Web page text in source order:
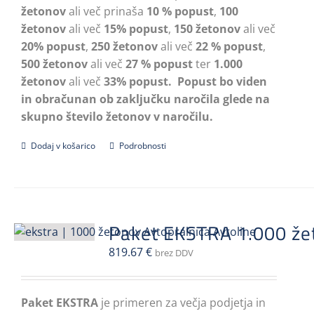
žetonovali več prinaša 10 % popust, 100
žetonovali več 15% popust, 150 žetonovali več
20% popust, 250 žetonovali več 22 % popust,
500 žetonovali več 27 % popustter 1.000
žetonovali več 33% popust. Popust bo viden
in obračunan ob zaključku naročila glede na
skupno število žetonov v naročilu.
Dodaj v košarico Podrobnosti
Paket EKSTRA 1.000
819.67€ brez DDV
Paket EKSTRA je primeren za večja podjetja in